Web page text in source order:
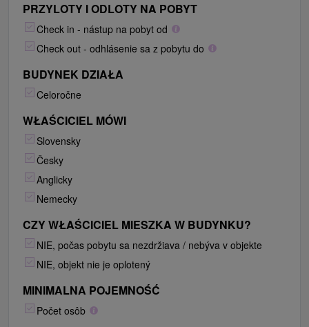
PRZYLOTY I ODLOTY NA POBYT
Check in - nástup na pobyt od
Check out - odhlásenie sa z pobytu do
BUDYNEK DZIAŁA
Celoročne
WŁAŚCICIEL MÓWI
Slovensky
Česky
Anglicky
Nemecky
CZY WŁAŚCICIEL MIESZKA W BUDYNKU?
NIE, počas pobytu sa nezdržiava / nebýva v objekte
NIE, objekt nie je oplotený
MINIMALNA POJEMNOŚĆ
Počet osôb